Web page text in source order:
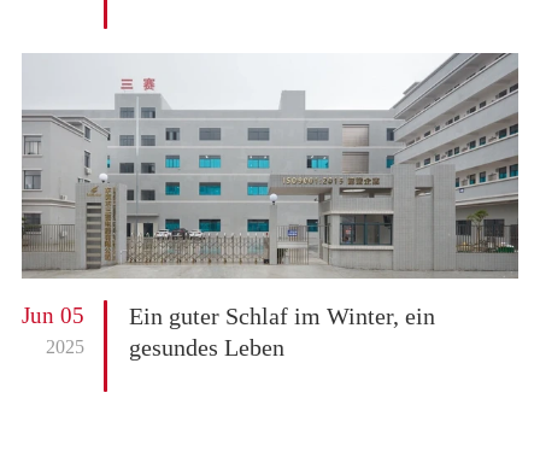
Jun 05
2025
Ein guter Schlaf im Winter, ein
gesundes Leben